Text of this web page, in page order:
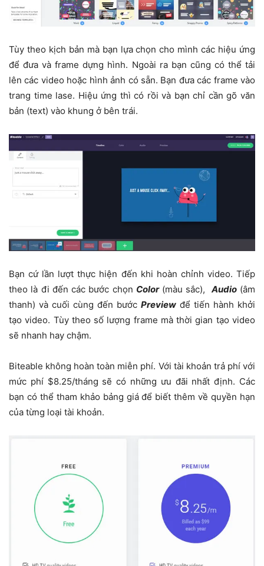
Tùy theo kịch bản mà bạn lựa chọn cho mình các hiệu ứng
để đưa và frame dựng hình. Ngoài ra bạn cũng có thể tải
lên các video hoặc hình ảnh có sẵn. Bạn đưa các frame vào
trang time lase. Hiệu ứng thì có rồi và bạn chỉ cần gõ văn
bản (text) vào khung ở bên trái.
Bạn cứ lần lượt thực hiện đến khi hoàn chỉnh video. Tiếp
theo là đi đến các bước chọn Color(màu sắc), Audio(âm
thanh) và cuối cùng đến bước Preview để tiến hành khởi
tạo video. Tùy theo số lượng frame mà thời gian tạo video
sẽ nhanh hay chậm.
Biteable không hoàn toàn miễn phí. Với tài khoản trả phí với
mức phí $8.25/tháng sẽ có những ưu đãi nhất định. Các
bạn có thể tham khảo bảng giá để biết thêm về quyền hạn
của từng loại tài khoản.